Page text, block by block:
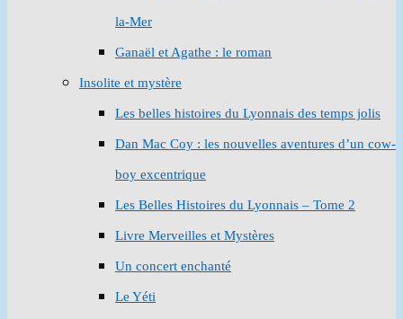
la-Mer
Ganaël et Agathe : le roman
Insolite et mystère
Les belles histoires du Lyonnais des temps jolis
Dan Mac Coy : les nouvelles aventures d’un cow-
boy excentrique
Les Belles Histoires du Lyonnais – Tome 2
Livre Merveilles et Mystères
Un concert enchanté
Le Yéti